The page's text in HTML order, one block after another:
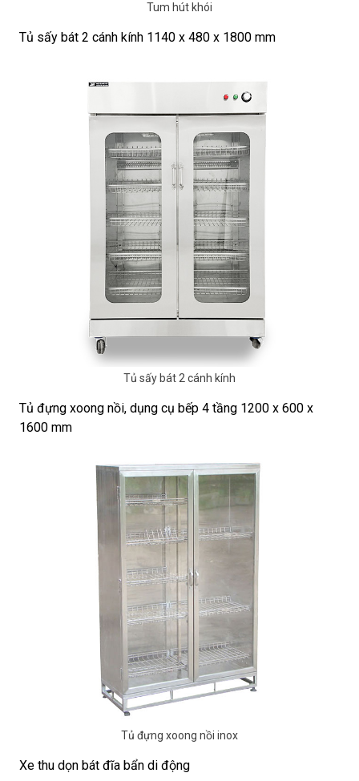
Tum hút khói
Tủ sấy bát 2 cánh kính 1140 x 480 x 1800 mm
Tủ sấy bát 2 cánh kính
Tủ đựng xoong nồi, dụng cụ bếp 4 tầng 1200 x 600 x
1600 mm
Tủ đựng xoong nồi inox
Xe thu dọn bát đĩa bẩn di động